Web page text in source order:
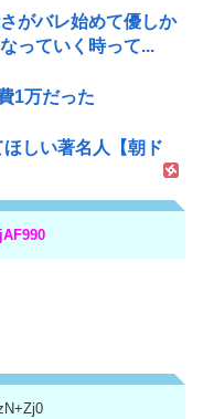
がバレ始めて優しか
っていく時って...
1万だった
しい著名人【朝ド